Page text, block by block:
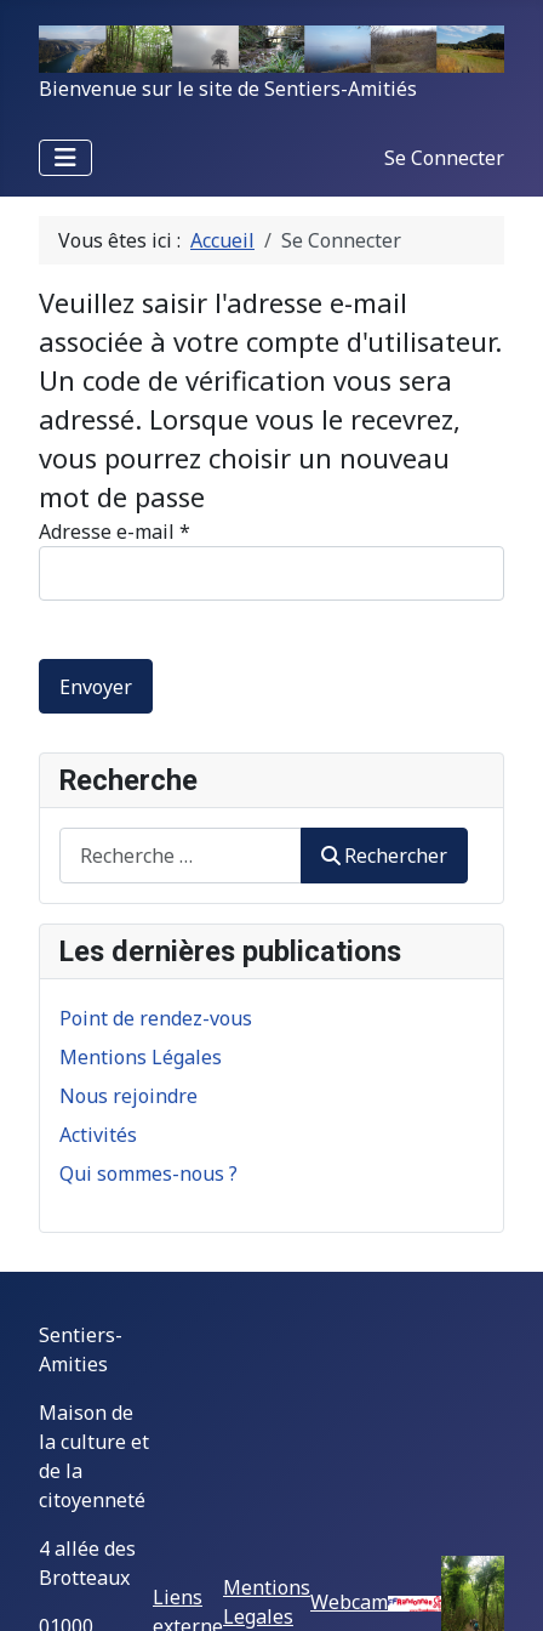
Bienvenue sur le site de Sentiers-Amitiés
Se Connecter
Vous êtes ici : Accueil Se Connecter
Veuillez saisir l'adresse e-mail
associée à votre compte d'utilisateur.
Un code de vérification vous sera
adressé. Lorsque vous le recevrez,
vous pourrez choisir un nouveau
mot de passe
Adresse e-mail *
Envoyer
Recherche
Rechercher
Les dernières publications
Point de rendez-vous
Mentions Légales
Nous rejoindre
Activités
Qui sommes-nous ?
Sentiers-
Amities
Maison de
la culture et
de la
citoyenneté
4 allée des
Brotteaux
Liens
Mentions
Legales
Webcam